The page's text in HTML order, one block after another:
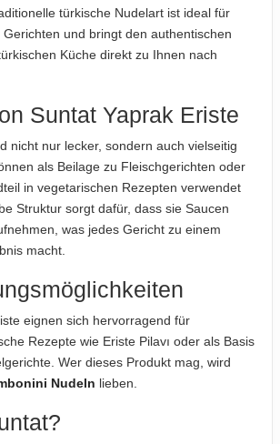
1.54 g
diese sind verbindlich.
ve Ticaret A.Ş., Organize Sanayi Bölgesi,
5, 70825 Korntal-Münchingen,
türkische Nudelart ist ideal für
und bringt den authentischen
Küche direkt zu Ihnen nach
Suntat Yaprak Eriste
nicht nur lecker, sondern auch vielseitig
als Beilage zu Fleischgerichten oder
in vegetarischen Rezepten verwendet
Struktur sorgt dafür, dass sie Saucen
was jedes Gericht zu einem
macht.
eignen sich hervorragend für
Rezepte wie Eriste Pilavı oder als Basis
Wer dieses Produkt mag, wird
Nudeln lieben.